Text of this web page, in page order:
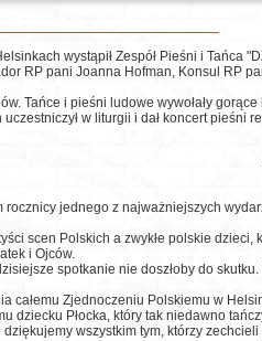
wystąpił Zespół Pieśni i Tańca
RP pani Joanna Hofman, Konsul RP
Tańce i pieśni ludowe wywołały
w liturgii i dał koncert pieśni
jednego z najważniejszych
scen Polskich a zwykłe polskie dzieci,
i Ojców.
spotkanie nie doszłoby do
całemu Zjednoczeniu Polskiemu w
Płocka, który tak niedawno
wszystkim tym, którzy